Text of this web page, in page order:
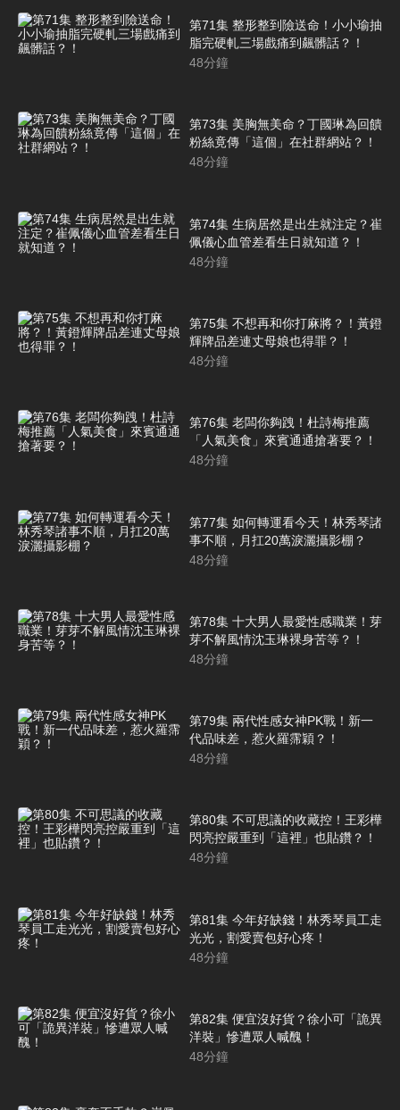
第71集 整形整到險送命！小小瑜抽
脂完硬軋三場戲痛到飆髒話？！
48分鐘
第73集 美胸無美命？丁國琳為回饋
粉絲竟傳「這個」在社群網站？！
48分鐘
第74集 生病居然是出生就注定？崔
佩儀心血管差看生日就知道？！
48分鐘
第75集 不想再和你打麻將？！黃鐙
輝牌品差連丈母娘也得罪？！
48分鐘
第76集 老闆你夠跩！杜詩梅推薦
「人氣美食」來賓通通搶著要？！
48分鐘
第77集 如何轉運看今天！林秀琴諸
事不順，月扛20萬淚灑攝影棚？
48分鐘
第78集 十大男人最愛性感職業！芽
芽不解風情沈玉琳裸身苦等？！
48分鐘
第79集 兩代性感女神PK戰！新一
代品味差，惹火羅霈穎？！
48分鐘
第80集 不可思議的收藏控！王彩樺
閃亮控嚴重到「這裡」也貼鑽？！
48分鐘
第81集 今年好缺錢！林秀琴員工走
光光，割愛賣包好心疼！
48分鐘
第82集 便宜沒好貨？徐小可「詭異
洋裝」慘遭眾人喊醜！
48分鐘